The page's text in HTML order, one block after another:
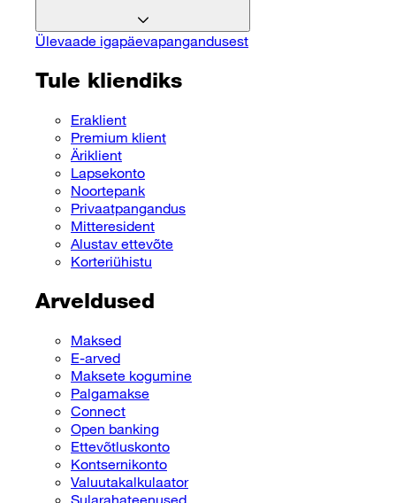
Ülevaade igapäevapangandusest
Tule kliendiks
Eraklient
Premium klient
Äriklient
Lapsekonto
Noortepank
Privaatpangandus
Mitteresident
Alustav ettevõte
Korteriühistu
Arveldused
Maksed
E-arved
Maksete kogumine
Palgamakse
Connect
Open banking
Ettevõtluskonto
Kontsernikonto
Valuutakalkulaator
Sularahateenused